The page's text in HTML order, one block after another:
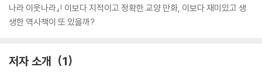
나라 이웃나라』! 이보다 지적이고 정확한 교양 만화, 이보다 재미있고 생
생한 역사책이 또 있을까?
저자 소개 1